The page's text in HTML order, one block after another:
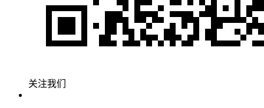
关注我们